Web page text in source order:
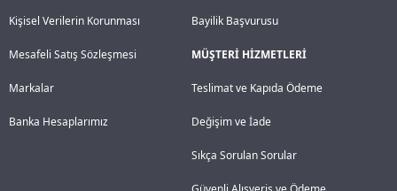
Kişisel Verilerin Korunması
Mesafeli Satış Sözleşmesi
Markalar
Banka Hesaplarımız
Bayilik Başvurusu
MÜŞTERİ HİZMETLERİ
Teslimat ve Kapıda Ödeme
Değişim ve İade
Sıkça Sorulan Sorular